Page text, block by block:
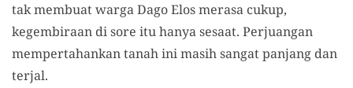
tak membuat warga Dago Elos merasa cukup,
kegembiraan di sore itu hanya sesaat. Perjuangan
mempertahankan tanah ini masih sangat panjang dan
terjal.